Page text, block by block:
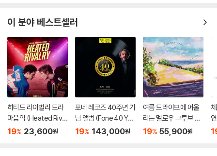
이 분야 베스트셀러
히티드 라이벌리 드라
마음악 (Heated Rival
ry Original Soundtra
19% 23,600원
포네 레코즈 40주년 기
념 앨범 (Fone 40 Yea
rs 1983-2023) [2L
19% 143,000원
여름 드라이브에 어울
리는 멜로우 그루브 음
악 컴필레이션 (Sum
19% 55,900원